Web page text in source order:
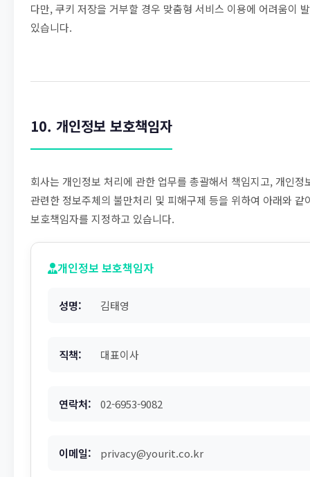
다만, 쿠키 저장을 거부할 경우 맞춤형 서비스 이용에 어려움이
있습니다.
10. 개인정보 보호책임자
회사는 개인정보 처리에 관한 업무를 총괄해서 책임지고, 개인정
관련한 정보주체의 불만처리 및 피해구제 등을 위하여 아래와 같
보호책임자를 지정하고 있습니다.
개인정보 보호책임자
성명: 김태영
직책: 대표이사
연락처: 02-6953-9082
이메일: privacy@yourit.co.kr